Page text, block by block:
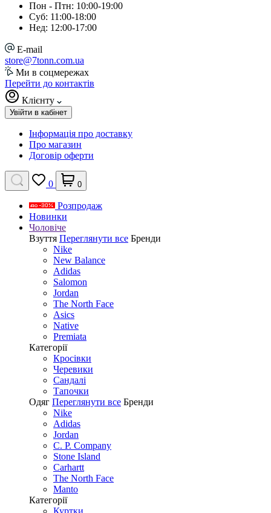
Пон - Птн: 10:00-19:00
Суб: 11:00-18:00
Нед: 12:00-17:00
E-mail
store@7tonn.com.ua
Ми в соцмережах
Перейти до контактів
Клієнту
Увійти в кабінет
Інформація про доставку
Про магазин
Договір оферти
0 0
Розпродаж
Новинки
Чоловіче
Взуття Переглянути все Бренди
Nike
New Balance
Adidas
Salomon
Jordan
The North Face
Asics
Native
Premiata
Категорії
Кросівки
Черевики
Сандалі
Tапочки
Одяг Переглянути все Бренди
Nike
Adidas
Jordan
C. P. Company
Stone Island
Carhartt
The North Face
Manto
Категорії
Куртки